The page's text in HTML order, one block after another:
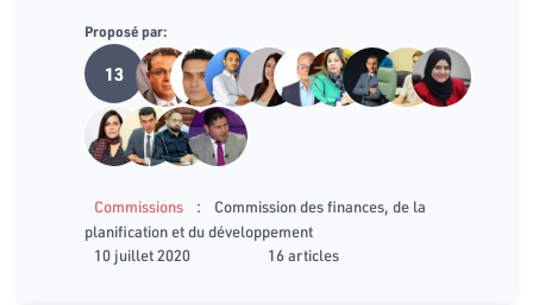
Proposé par:
13
Commissions :
Commission des finances, de la
planification et du développement
10 juillet 2020
16 articles